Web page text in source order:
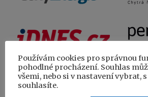
Používám cookies pro správnou
pohodlné procházení. Souhlas
všemi, nebo si v nastavení vybrat,
souhlasíte.